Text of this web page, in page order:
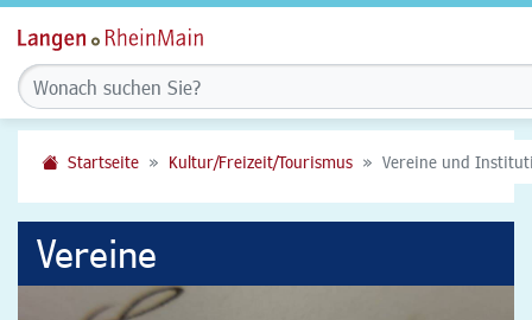
Startseite Kultur/Freizeit/Tourismus Vereine und
Vereine